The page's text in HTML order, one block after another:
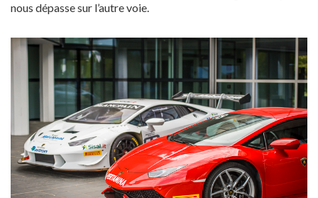
nous dépasse sur l’autre voie.